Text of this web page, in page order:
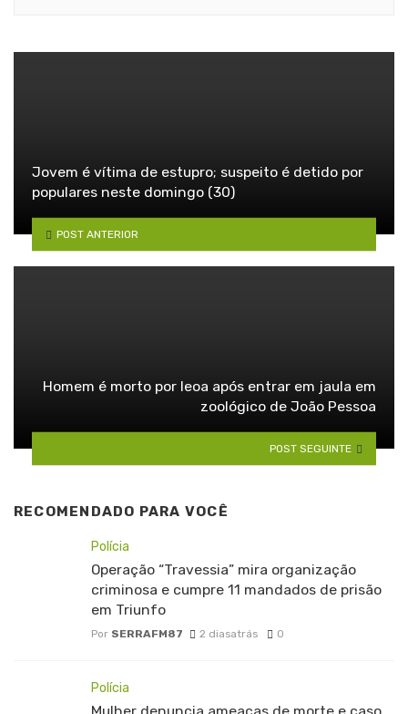
Jovem é vítima de estupro; suspeito é detido por
populares neste domingo (30)
POST ANTERIOR
Homem é morto por leoa após entrar em jaula em
zoológico de João Pessoa
POST SEGUINTE
RECOMENDADO PARA VOCÊ
Polícia
Operação “Travessia” mira organização
criminosa e cumpre 11 mandados de prisão
em Triunfo
Por SERRAFM87 2 diasatrás 0
Polícia